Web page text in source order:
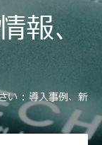
非
報、
い : 導入事例、新